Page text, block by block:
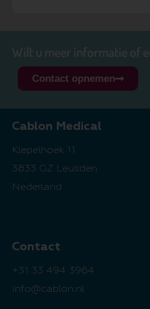
Wilt u meer informatie of
Contact opnemen
Cablon Medical
Klepelhoek 11
3833 GZ Leusden
Nederland
Contact
+31 33 494 3964
info@cablon.nl